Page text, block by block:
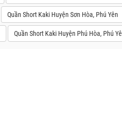
Quần Short Kaki Huyện Sơn Hòa, Phú Yên
Quần Short Kaki Huyện Phú Hòa, Phú